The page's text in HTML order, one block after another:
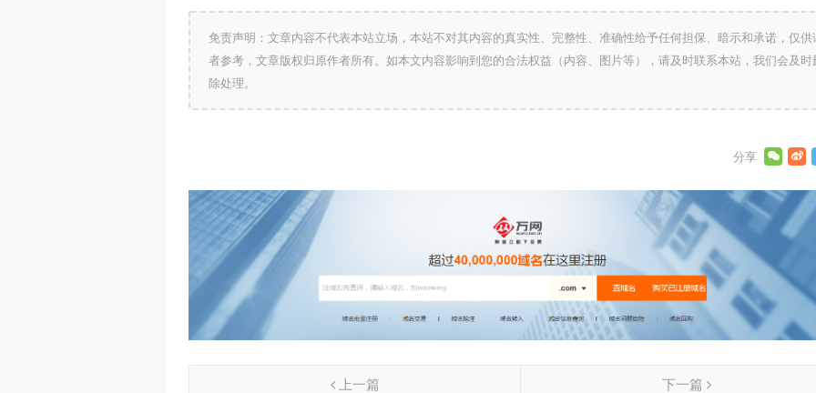
免责声明：文章内容不代表本站立场，本站不对其内容的真实性、完整性、准确性给予任何担保、暗示和承诺，仅供
者参考，文章版权归原作者所有。如本文内容影响到您的合法权益（内容、图片等），请及时联系本站，我们会及时
除处理。
上一篇
下一篇